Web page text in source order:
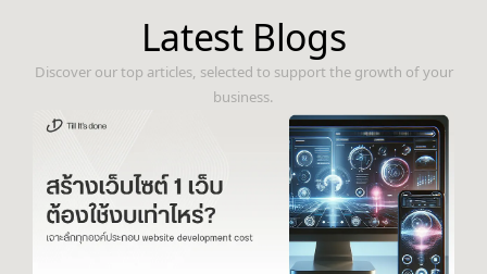
Latest Blogs
Discover our top articles, selected to support the growth of your
business.